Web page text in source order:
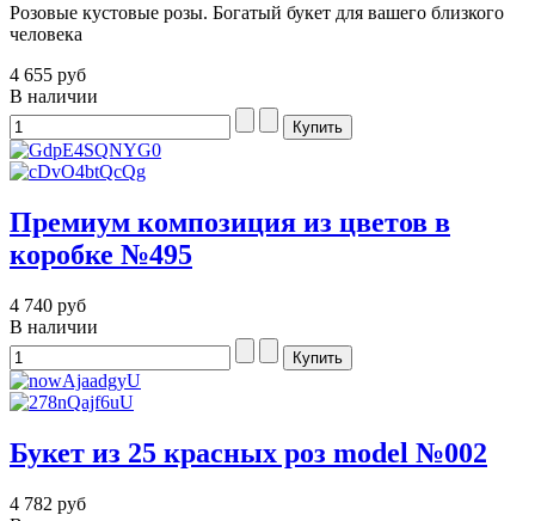
Розовые кустовые розы. Богатый букет для вашего близкого
человека
4 655 руб
В наличии
Премиум композиция из цветов в
коробке №495
4 740 руб
В наличии
Букет из 25 красных роз model №002
4 782 руб